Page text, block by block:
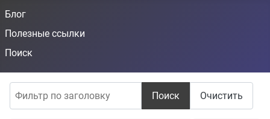
Блог
Полезные ссылки
Поиск
Поиск Очистить